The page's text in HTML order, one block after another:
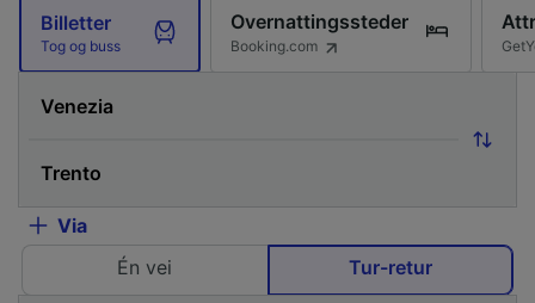
Billetter
Tog og buss
Overnattingssteder
Booking.com
Via
Én vei
Tur-retur